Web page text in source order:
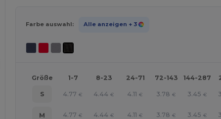
Farbe auswahl: Alle anzeigen + 3
Größe 1-7 8-23 24-71 72-143 144-287
S 4.77 € 4.44 € 4.11 € 3.78 € 3.45 €
M 4.77 € 4.44 € 4.11 € 3.78 € 3.45 €